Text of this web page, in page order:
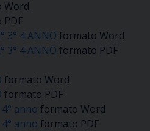
Word
3° 4 ANNO formato Word
3° 4 ANNO formato PDF
formato Word
formato PDF
anno formato Word
anno formato PDF